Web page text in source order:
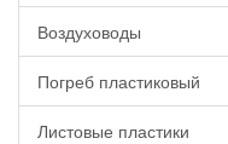
Воздуховоды
Погреб пластиковый
Листовые пластики